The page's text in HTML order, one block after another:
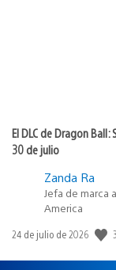
El DLC de Dragon
30 de julio
Zanda Ra
Jefa de marca
America
Fecha
publicación:
24 de julio de 2026 3